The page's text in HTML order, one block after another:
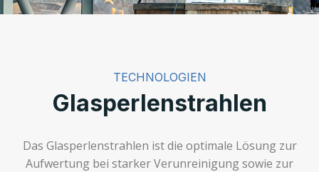
TECHNOLOGIEN
Glasperlenstrahlen
Das Glasperlenstrahlen ist die optimale Lösung zur
Aufwertung bei starker Verunreinigung sowie zur